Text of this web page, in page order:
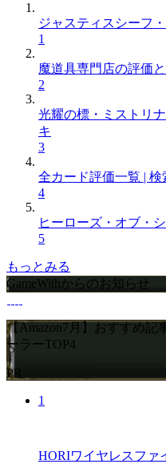
ジャスティスシーフ
1
魔道具専門店の評価
2
光耀の標・ミストリ
キ
3
全カード評価一覧 | 検
4
ヒーローズ・オブ・
5
もっとみる
GameWithからのお知らせ
【Amazon7月】おすすめ
ーラーTOP4
PR
1
HORIワイヤレスファ